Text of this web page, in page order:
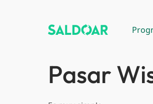
Pasar